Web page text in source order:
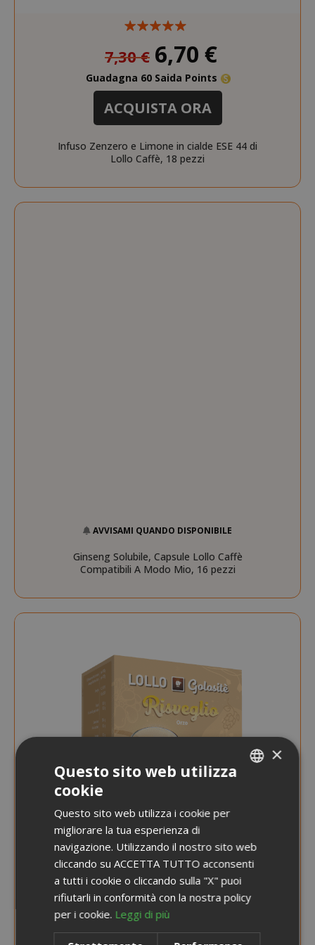
7,30 € speciale
6,70 €
Guadagna 60 Saida Points
ACQUISTA ORA
Infuso Zenzero e Limone in cialde ESE 44 di
Lollo Caffè, 18 pezzi
AVVISAMI QUANDO DISPONIBILE
Ginseng Solubile, Capsule Lollo Caffè
Compatibili A Modo Mio, 16 pezzi
3,95 €
Prezzo
speciale
3,65 €
×
Questo sito web utilizza
cookie
Questo sito web utilizza i cookie per
migliorare la tua esperienza di
navigazione. Utilizzando il nostro sito web
cliccando su ACCETTA TUTTO acconsenti
a tutti i cookie o cliccando sulla "X" puoi
rifiutarli in conformità con la nostra policy
per i cookie. Leggi di più